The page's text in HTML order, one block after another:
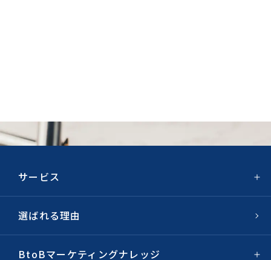
サービス
選ばれる理由
BtoBマーケティングナレッジ